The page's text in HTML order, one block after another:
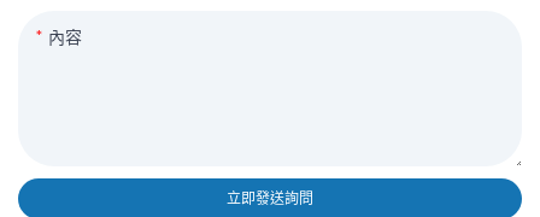
內容
立即發送詢問